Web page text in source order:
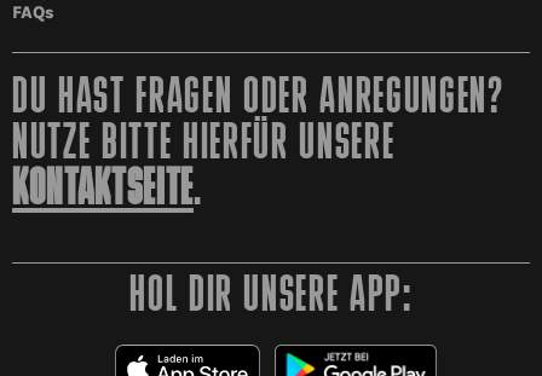
FAQs
DU HAST FRAGEN ODER ANREGUNGEN?
NUTZE BITTE HIERFÜR UNSERE
KONTAKTSEITE.
HOL DIR UNSERE APP: